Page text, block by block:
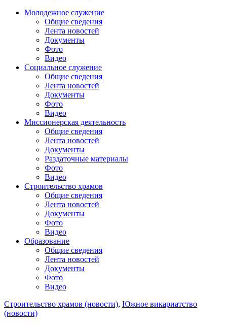
Молодежное служение
Общие сведения
Лента новостей
Документы
Фото
Видео
Социальное служение
Общие сведения
Лента новостей
Документы
Фото
Видео
Миссионерская деятельность
Общие сведения
Лента новостей
Документы
Раздаточные материалы
Фото
Видео
Строительство храмов
Общие сведения
Лента новостей
Документы
Фото
Видео
Образование
Общие сведения
Лента новостей
Документы
Фото
Видео
Строительство храмов (новости), Южное викариатство
(новости)